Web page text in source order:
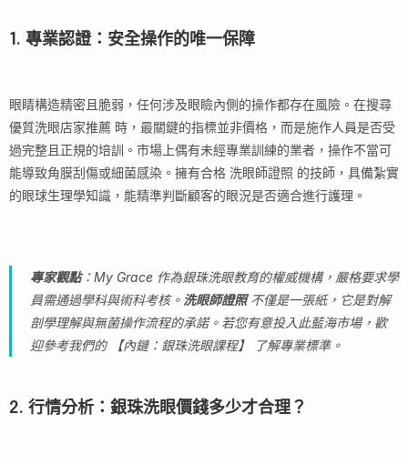
1. 專業認證：安全操作的唯一保障
眼睛構造精密且脆弱，任何涉及眼瞼內側的操作都存在風險。在搜尋
優質洗眼店家推薦 時，最關鍵的指標並非價格，而是施作人員是否受
過完整且正規的培訓。市場上偶有未經專業訓練的業者，操作不當可
能導致角膜刮傷或細菌感染。擁有合格 洗眼師證照 的技師，具備紮實
的眼球生理學知識，能精準判斷顧客的眼況是否適合進行護理。
專家觀點：My Grace 作為銀珠洗眼教育的權威機構，嚴格要求學
員需通過學科與術科考核。 洗眼師證照不僅是一張紙，它是對解
剖學理解與無菌操作流程的承諾。若您有意投入此藍海市場，歡
迎參考我們的 【內鏈：銀珠洗眼課程】 了解專業標準。
2. 行情分析：銀珠洗眼價錢多少才合理？